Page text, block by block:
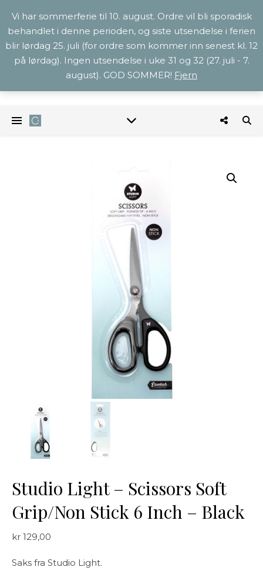
Studio Light – Scissors Soft
Grip/Non Stick 6 Inch – Black
kr 129,00
Saks fra Studio Light.
Vi har sommerferie til 10. august. Ordre vil bli sporadisk
behandlet i denne perioden, og siste utsendelse i ferien
blir lørdag 25. juli (for ordre som kommer inn senest kl. 12
på lørdag). Ingen utsendelse i uke 31 og 32 (27. juli - 7.
august). GOD SOMMER! Fjern